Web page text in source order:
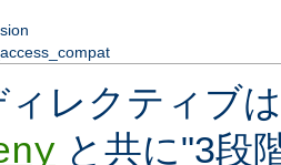
ィレクティブ
と共に"3段